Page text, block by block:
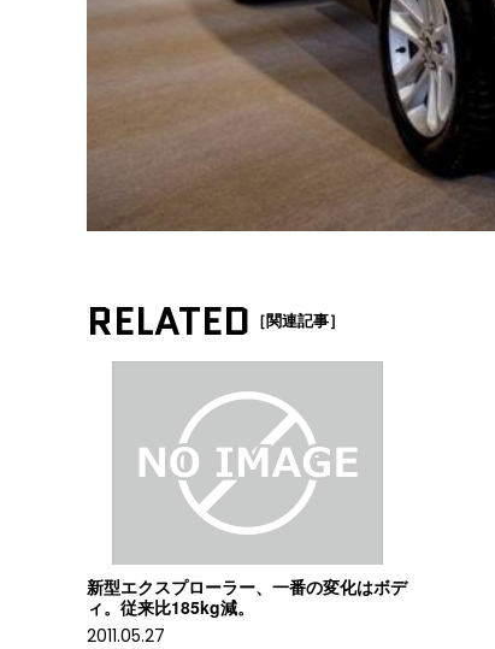
RELATED ［関連記事］
新型エクスプローラー、一番の変化はボデ
ィ。従来比185kg減。
2011.05.27